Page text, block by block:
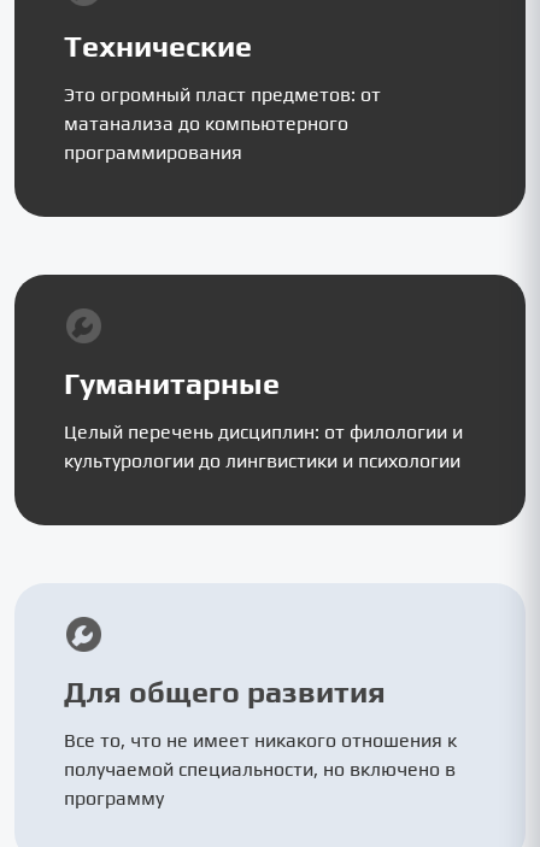
Технические
Это огромный пласт предметов: от
матанализа до компьютерного
программирования
Гуманитарные
Целый перечень дисциплин: от филологии и
культурологии до лингвистики и психологии
Для общего развития
Все то, что не имеет никакого отношения к
получаемой специальности, но включено в
программу